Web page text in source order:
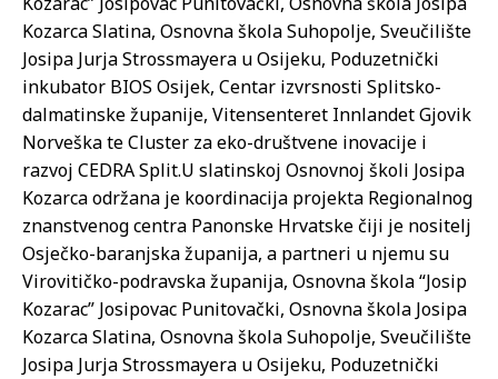
Kozarca Slatina, Osnovna škola Suhopolje, Sveučilište
Josipa Jurja Strossmayera u Osijeku, Poduzetnički
inkubator BIOS Osijek, Centar izvrsnosti Splitsko-
dalmatinske županije, Vitensenteret Innlandet Gjovik
Norveška te Cluster za eko-društvene inovacije i
razvoj CEDRA Split.U slatinskoj Osnovnoj školi Josipa
Kozarca održana je koordinacija projekta Regionalnog
znanstvenog centra Panonske Hrvatske čiji je nositelj
Osječko-baranjska županija, a partneri u njemu su
Virovitičko-podravska županija, Osnovna škola “Josip
Kozarac” Josipovac Punitovački, Osnovna škola Josipa
Kozarca Slatina, Osnovna škola Suhopolje, Sveučilište
Josipa Jurja Strossmayera u Osijeku, Poduzetnički